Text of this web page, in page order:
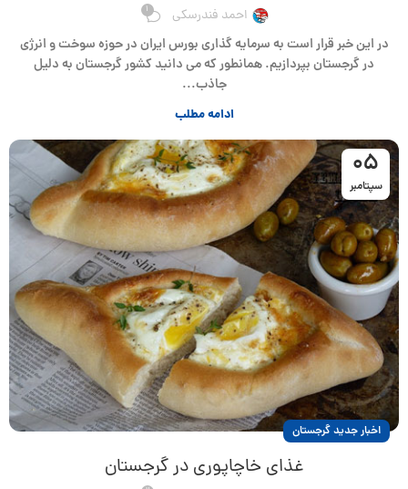
احمد فندرسکی 1
در این خبر قرار است به سرمایه گذاری بورس ایران در حوزه سوخت و انرژی
در گرجستان بپردازیم. همانطور که می دانید کشور گرجستان به دلیل
جاذب...
ادامه مطلب
05
سپتامبر
اخبار جدید گرجستان
غذای خاچاپوری در گرجستان